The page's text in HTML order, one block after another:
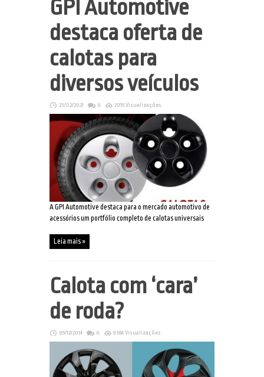
GPI Automotive
destaca oferta de
calotas para
diversos veículos
23/02/2021 0 2015 Visualizações
A GPI Automotive destaca para o mercado automotivo de
acessórios um portfólio completo de calotas universais
Leia mais »
Calota com ‘cara’
de roda?
05/12/2014 0 9384 Visualizações